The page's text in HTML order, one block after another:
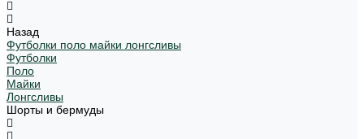
Назад
Футболки поло майки лонгсливы
Футболки
Поло
Майки
Лонгсливы
Шорты и бермуды